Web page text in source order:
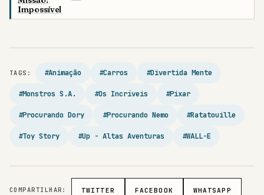
Impossível
TAGS: #Animação #Carros #Divertida Mente
#Monstros S.A. #Os Incríveis #Pixar
#Procurando Dory #Procurando Nemo #Ratatouille
#Toy Story #Up - Altas Aventuras #WALL-E
COMPARTILHAR: TWITTER FACEBOOK WHATSAPP